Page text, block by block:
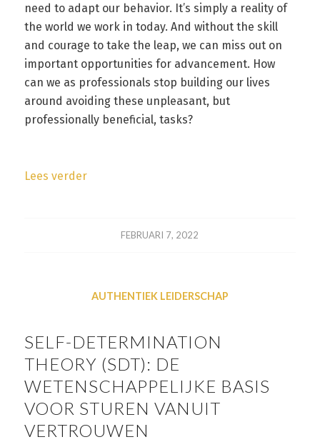
need to adapt our behavior. It’s simply a reality of
the world we work in today. And without the skill
and courage to take the leap, we can miss out on
important opportunities for advancement. How
can we as professionals stop building our lives
around avoiding these unpleasant, but
professionally beneficial, tasks?
Lees verder
FEBRUARI 7, 2022
AUTHENTIEK LEIDERSCHAP
SELF-DETERMINATION
THEORY (SDT): DE
WETENSCHAPPELIJKE BASIS
VOOR STUREN VANUIT
VERTROUWEN